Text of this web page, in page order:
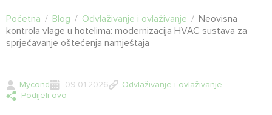
Početna / Blog / Odvlaživanje i ovlaživanje / Neovisna
kontrola vlage u hotelima: modernizacija HVAC sustava za
sprječavanje oštećenja namještaja
Mycond 09.01.2026
Odvlaživanje i ovlaživanje
Podijeli ovo